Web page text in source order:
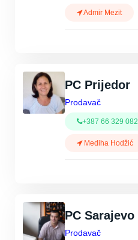
Admir Mezit
PC Prijedor
Prodavač
+387 66 329 082
Mediha Hodžić
PC Sarajevo
Prodavač